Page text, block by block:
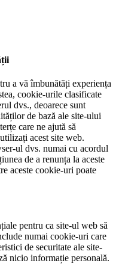
a vă îmbunătăți experiența
cookie-urile clasificate
dvs., deoarece sunt
de bază ale site-ului
care ne ajută să
acest site web.
ul dvs. numai cu acordul
de a renunța la aceste
aceste cookie-uri poate
pentru ca site-ul web să
numai cookie-uri care
de securitate ale site-
nicio informație personală.